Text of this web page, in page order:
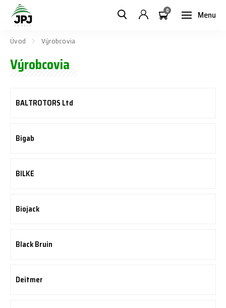
Menu
0
Úvod Výrobcovia
Výrobcovia
BALTROTORS Ltd
Bigab
BILKE
Biojack
Black Bruin
Deitmer